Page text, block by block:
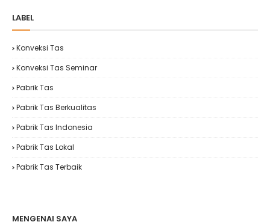
LABEL
Konveksi Tas
Konveksi Tas Seminar
Pabrik Tas
Pabrik Tas Berkualitas
Pabrik Tas Indonesia
Pabrik Tas Lokal
Pabrik Tas Terbaik
MENGENAI SAYA